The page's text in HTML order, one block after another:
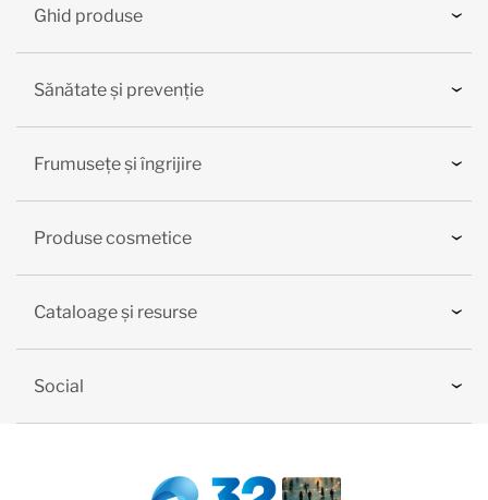
Ghid produse
Sănătate și prevenție
Frumusețe și îngrijire
Produse cosmetice
Cataloage și resurse
Social